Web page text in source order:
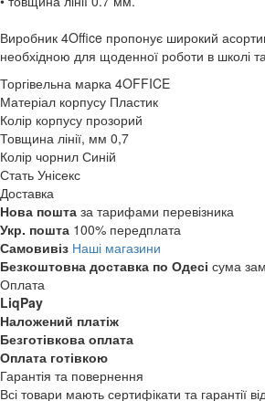
Виробник 4Office пропонує широкий
необхідною для щоденної роботи в школі
Торгівельна марка 4OFFICE
Матеріал корпусу Пластик
Колір корпусу прозорий
Товщина лінії, мм 0,7
Колір чорнил Синій
Стать Унісекс
Доставка
Нова пошта за тарифами перевізника
Укр. пошта 100% передплата
Самовивіз Наші магазини
Безкоштовна доставка по Одесі сума
Оплата
LiqPay
Наложений платіж
Безготівкова оплата
Оплата готівкою
Гарантія та повернення
Всі товари мають сертифікати та гарантії